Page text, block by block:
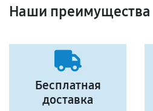
Наши преимущества
Бесплатная
доставка